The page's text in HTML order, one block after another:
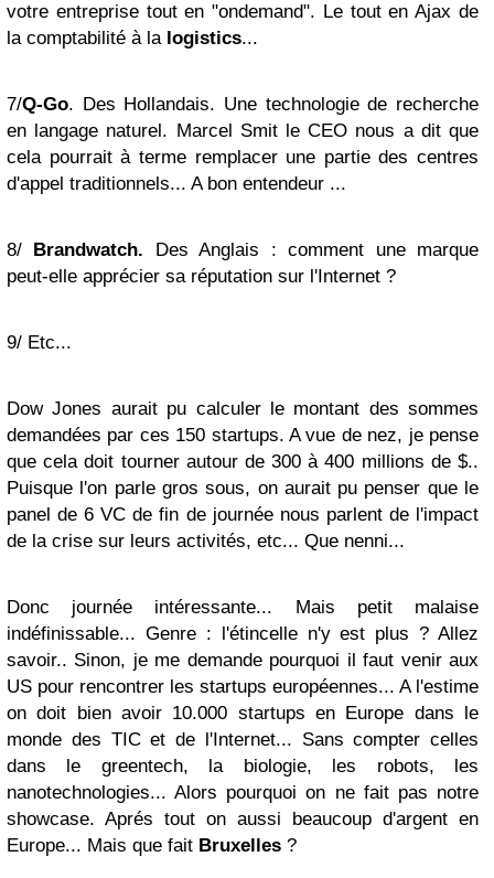
votre entreprise tout en "ondemand". Le tout en Ajax de
la comptabilité à la logistics...
7/Q-Go. Des Hollandais. Une technologie de recherche
en langage naturel. Marcel Smit le CEO nous a dit que
cela pourrait à terme remplacer une partie des centres
d'appel traditionnels... A bon entendeur ...
8/ Brandwatch. Des Anglais : comment une marque
peut-elle apprécier sa réputation sur l'Internet ?
9/ Etc...
Dow Jones aurait pu calculer le montant des sommes
demandées par ces 150 startups. A vue de nez, je pense
que cela doit tourner autour de 300 à 400 millions de $..
Puisque l'on parle gros sous, on aurait pu penser que le
panel de 6 VC de fin de journée nous parlent de l'impact
de la crise sur leurs activités, etc... Que nenni...
Donc journée intéressante... Mais petit malaise
indéfinissable... Genre : l'étincelle n'y est plus ? Allez
savoir.. Sinon, je me demande pourquoi il faut venir aux
US pour rencontrer les startups européennes... A l'estime
on doit bien avoir 10.000 startups en Europe dans le
monde des TIC et de l'Internet... Sans compter celles
dans le greentech, la biologie, les robots, les
nanotechnologies... Alors pourquoi on ne fait pas notre
showcase. Aprés tout on aussi beaucoup d'argent en
Europe... Mais que fait Bruxelles ?